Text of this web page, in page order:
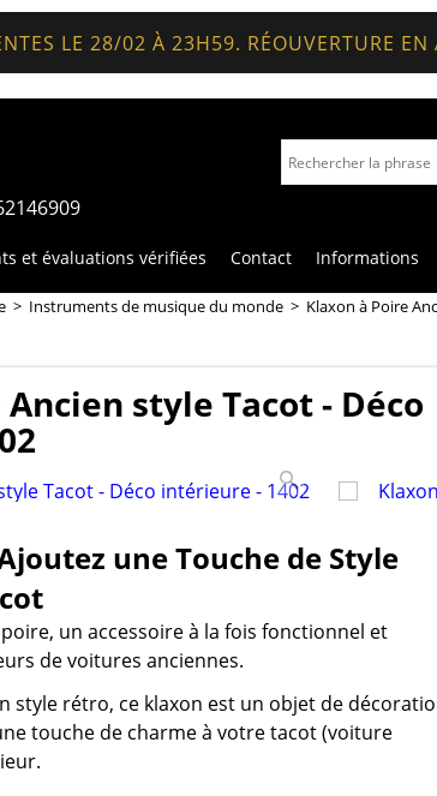
LE 28/02 À 23H59. RÉOUVERTURE
et évaluations vérifiées Contact Informations
> Instruments de musique du monde > Klaxon à Poire
style Tacot - Déco
une Touche de Style
un accessoire à la fois fonctionnel et
de voitures anciennes.
style rétro, ce klaxon est un objet de
touche de charme à votre tacot (voiture